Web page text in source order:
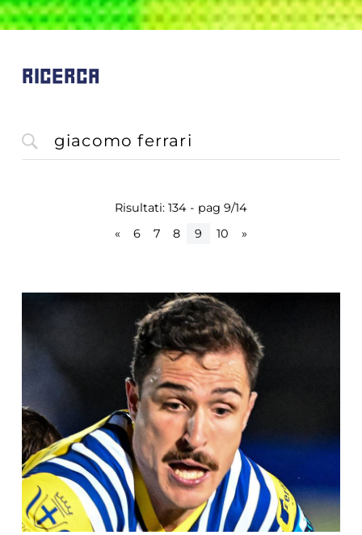
RICERCA
Risultati: 134 - pag 9/14
«
6 7 8 9 10 »